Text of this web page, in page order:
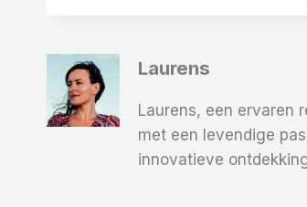
Laurens
Laurens, een ervaren
met een levendige
innovatieve